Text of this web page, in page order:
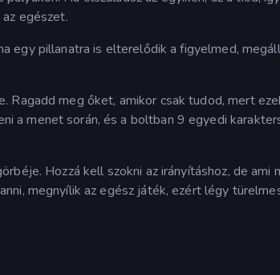
egészet.
egy pillanatra is elterelődik a figyelmed,
Ragadd meg őket, amikor csak tudod, mert
a menet során, és a boltban 9 egyedi
Hozzá kell szokni az irányításhoz, de ami
megnyílik az egész játék, ezért légy